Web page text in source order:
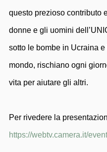
questo prezioso contributo
donne e gli uomini
sotto le bombe in Ucraina e
mondo, rischiano ogni
vita per aiutare gli altri.
Per rivedere la
https://webtv.camera.it/